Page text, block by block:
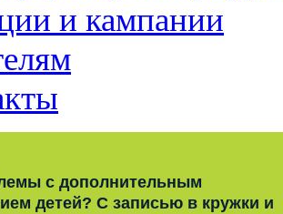
и кампании
с дополнительным
детей? С записью в кружки и